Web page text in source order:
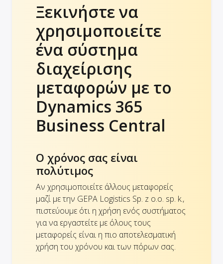
Ξεκινήστε να
χρησιμοποιείτε
ένα σύστημα
διαχείρισης
μεταφορών με το
Dynamics 365
Business Central
Ο χρόνος σας είναι
πολύτιμος
Αν χρησιμοποιείτε άλλους μεταφορείς
μαζί με την GEPA Logistics Sp. z o.o. sp. k.,
πιστεύουμε ότι η χρήση ενός συστήματος
για να εργαστείτε με όλους τους
μεταφορείς είναι η πιο αποτελεσματική
χρήση του χρόνου και των πόρων σας.